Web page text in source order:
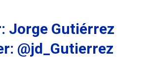
Jorge Gutiérrez
@jd_Gutierrez